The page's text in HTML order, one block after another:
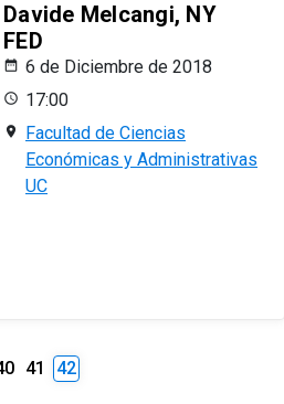
Davide Melcangi, NY
FED
6 de Diciembre de 2018
17:00
Facultad de Ciencias
Económicas y Administrativas
UC
41 42